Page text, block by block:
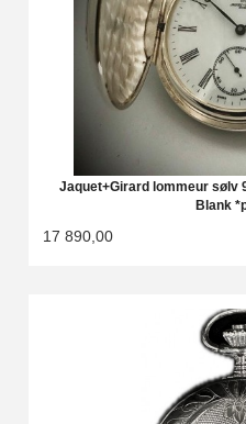
Jaquet+Girard lommeur sølv
Blank
17 890,00